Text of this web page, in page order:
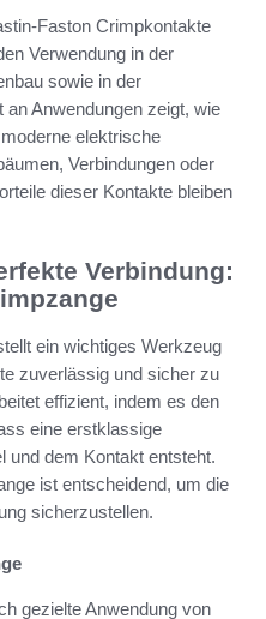
Faston Crimpkontakte
Verwendung in der
sowie in der
Anwendungen zeigt, wie
elektrische
Verbindungen oder
dieser Kontakte bleiben
Verbindung:
ein wichtiges Werkzeug
zuverlässig und sicher zu
effizient, indem es den
eine erstklassige
und dem Kontakt entsteht.
ist entscheidend, um die
sicherzustellen.
gezielte Anwendung von